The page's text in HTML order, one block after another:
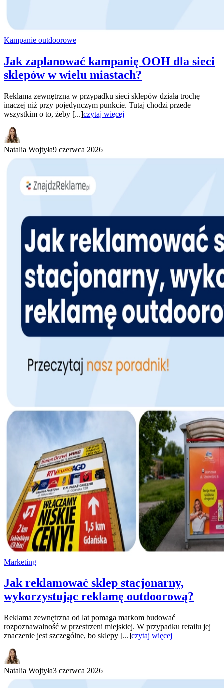
Kampanie outdoorowe
Jak zaplanować kampanię OOH dla sieci
sklepów w wielu miastach?
Reklama zewnętrzna w przypadku sieci sklepów działa trochę
inaczej niż przy pojedynczym punkcie. Tutaj chodzi przede
wszystkim o to, żeby [...]czytaj więcej
Natalia Wojtyła9 czerwca 2026
Marketing
Jak reklamować sklep stacjonarny,
wykorzystując reklamę outdoorową?
Reklama zewnętrzna od lat pomaga markom budować
rozpoznawalność w przestrzeni miejskiej. W przypadku retailu jej
znaczenie jest szczególne, bo sklepy [...]czytaj więcej
Natalia Wojtyła3 czerwca 2026